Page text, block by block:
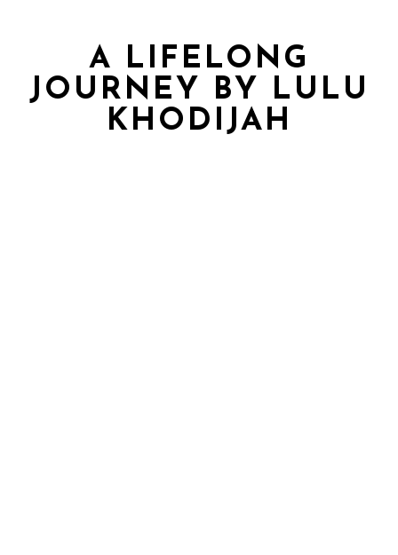
A LIFELONG
JOURNEY BY LULU
KHODIJAH